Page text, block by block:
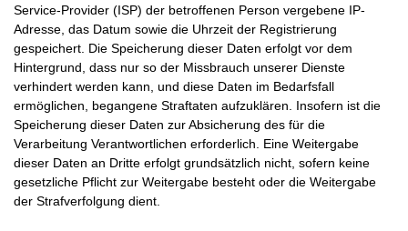
Service-Provider (ISP) der betroffenen Person vergebene IP-
Adresse, das Datum sowie die Uhrzeit der Registrierung
gespeichert. Die Speicherung dieser Daten erfolgt vor dem
Hintergrund, dass nur so der Missbrauch unserer Dienste
verhindert werden kann, und diese Daten im Bedarfsfall
ermöglichen, begangene Straftaten aufzuklären. Insofern ist die
Speicherung dieser Daten zur Absicherung des für die
Verarbeitung Verantwortlichen erforderlich. Eine Weitergabe
dieser Daten an Dritte erfolgt grundsätzlich nicht, sofern keine
gesetzliche Pflicht zur Weitergabe besteht oder die Weitergabe
der Strafverfolgung dient.